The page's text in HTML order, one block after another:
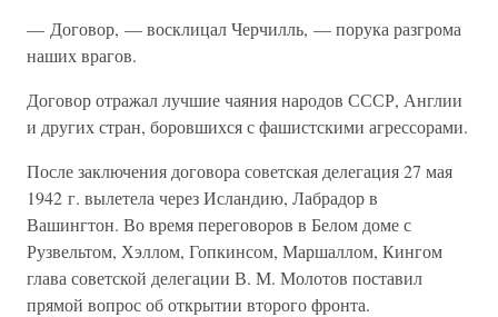
— Договор, — восклицал Черчилль, — порука разгрома
наших врагов.
Договор отражал лучшие чаяния народов СССР, Англии
и других стран, боровшихся с фашистскими агрессорами.
После заключения договора советская делегация 27 мая
1942 г. вылетела через Исландию, Лабрадор в
Вашингтон. Во время переговоров в Белом доме с
Рузвельтом, Хэллом, Гопкинсом, Маршаллом, Кингом
глава советской делегации В. М. Молотов поставил
прямой вопрос об открытии второго фронта.